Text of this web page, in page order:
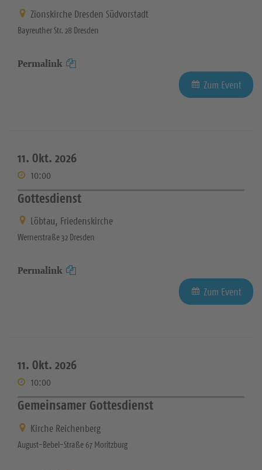
Zionskirche Dresden Südvorstadt
Bayreuther Str. 28 Dresden
Permalink
Zum Event
11. Okt. 2026
10:00
Gottesdienst
Löbtau, Friedenskirche
Wernerstraße 32 Dresden
Permalink
Zum Event
11. Okt. 2026
10:00
Gemeinsamer Gottesdienst
Kirche Reichenberg
August-Bebel-Straße 67 Moritzburg